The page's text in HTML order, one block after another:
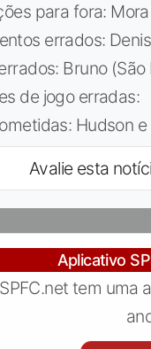
para fora:
errados:
Bruno (São
de jogo erradas:
Hudson
Avalie esta
Aplicativo
SPFC.net tem uma